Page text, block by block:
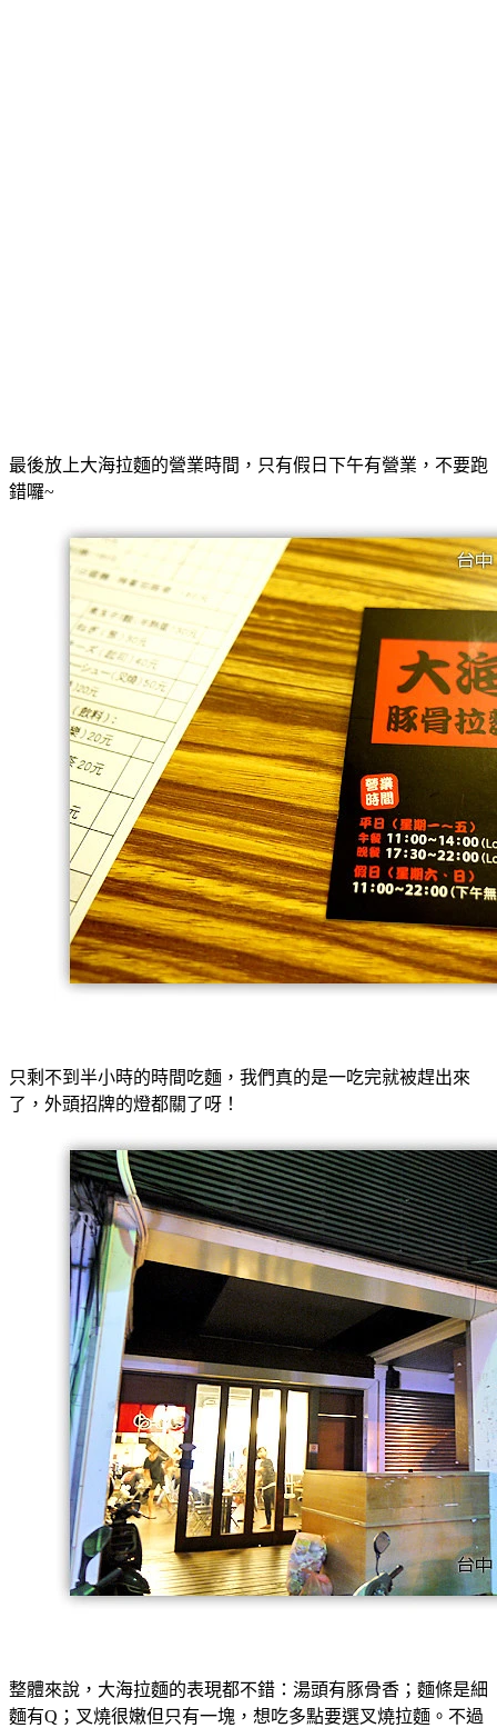
最後放上大海拉麵的營業時間，只有假日下午有營業，不要跑
錯囉~
只剩不到半小時的時間吃麵，我們真的是一吃完就被趕出來
了，外頭招牌的燈都關了呀！
整體來說，大海拉麵的表現都不錯：湯頭有豚骨香；麵條是細
麵有Q；叉燒很嫩但只有一塊，想吃多點要選叉燒拉麵。不過